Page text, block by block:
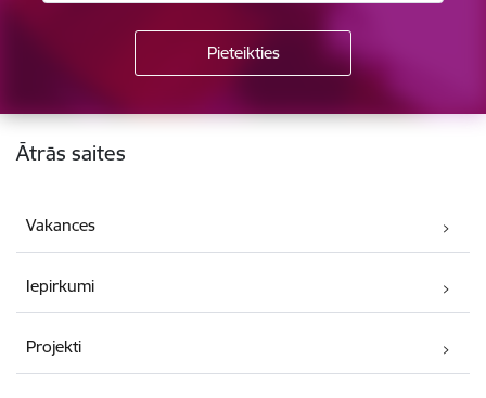
Kājene
Ātrās saites
Vakances
Iepirkumi
Projekti